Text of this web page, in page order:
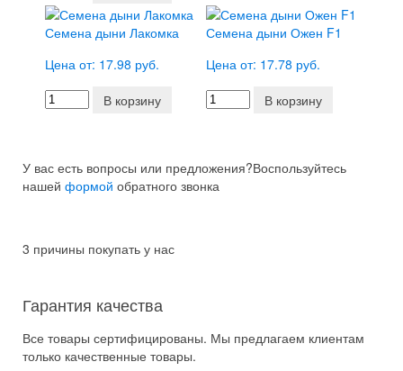
Семена дыни Лакомка
Цена от: 17.98 руб.
В корзину
Семена дыни Ожен F1
Цена от: 17.78 руб.
В корзину
У вас есть вопросы или предложения?Воспользуйтесь
нашей формой обратного звонка
3 причины покупать у нас
Гарантия качества
Все товары сертифицированы. Мы предлагаем клиентам
только качественные товары.